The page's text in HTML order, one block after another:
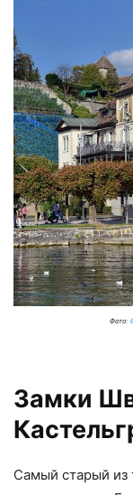
Фото:
Замки
Самый старый из